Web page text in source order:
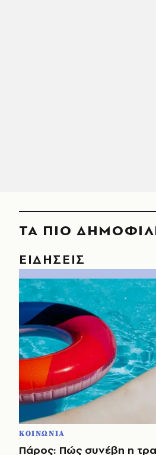
ΤΑ ΠΙΟ
ΕΙΔΗΣΕΙΣ
ΚΟΙΝΩΝΙΑ
Πάρος: Πώς συνέβη η